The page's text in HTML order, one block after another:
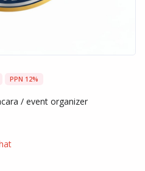
PPN 12%
/ event organizer